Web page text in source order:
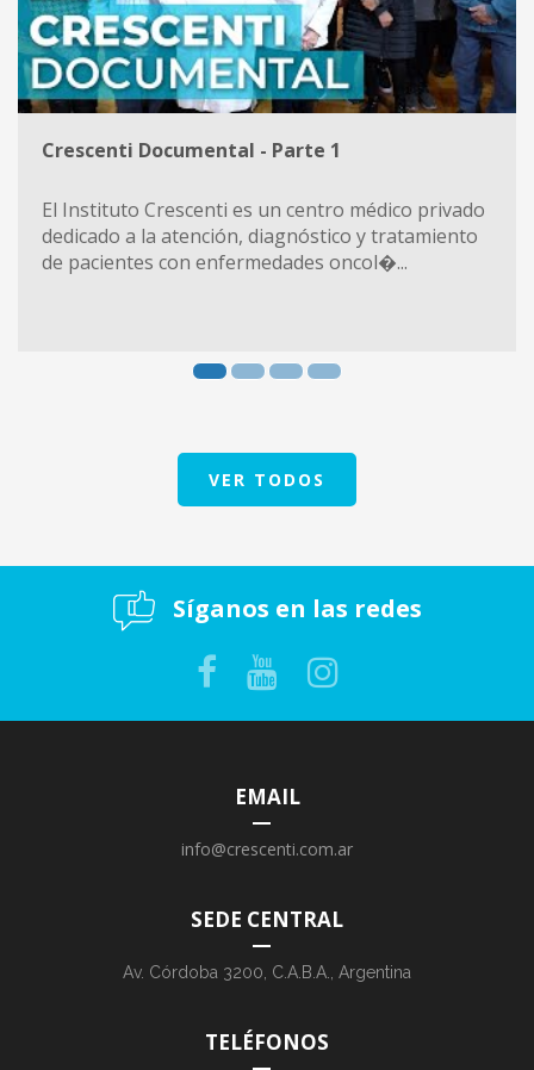
Crescenti Documental - Parte 1
El Instituto Crescenti es un centro médico privado
dedicado a la atención, diagnóstico y tratamiento
de pacientes con enfermedades oncol�...
VER TODOS
Síganos en las redes
EMAIL
info@crescenti.com.ar
SEDE CENTRAL
Av. Córdoba 3200, C.A.B.A., Argentina
TELÉFONOS